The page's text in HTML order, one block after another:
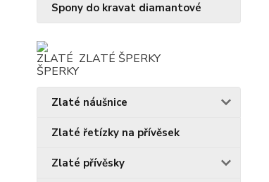
Spony do kravat diamantové
ZLATÉ ŠPERKY
Zlaté náušnice
Zlaté řetízky na přívěsek
Zlaté přívěsky